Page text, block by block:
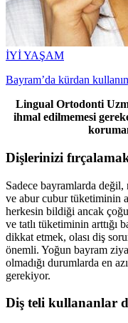
İYİ YAŞAM
Bayram’da kürdan
Lingual Ortodonti
ihmal edilmemesi
Dişlerinizi
Sadece bayramlarda
ve abur cubur tüketiminin
herkesin bildiği ancak
ve tatlı tüketiminin arttığı
dikkat etmek, olası diş
önemli. Yoğun bayram
olmadığı durumlarda en
gerekiyor.
Diş teli kullananlar